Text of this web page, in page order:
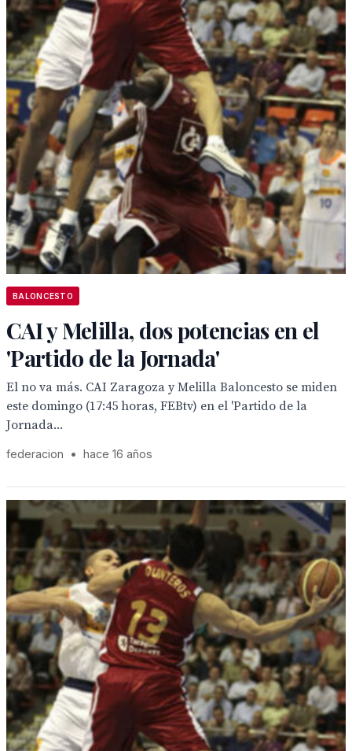
BALONCESTO
CAI y Melilla, dos potencias en el
'Partido de la Jornada'
El no va más. CAI Zaragoza y Melilla Baloncesto se miden
este domingo (17:45 horas, FEBtv) en el 'Partido de la
Jornada...
federacion • hace 16 años